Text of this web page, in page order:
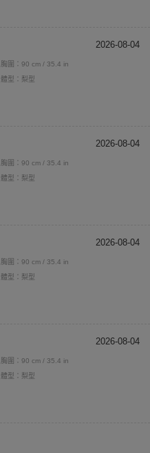
2026-08-04
胸圍：90 cm / 35.4 in
體型：梨型
2026-08-04
胸圍：90 cm / 35.4 in
體型：梨型
2026-08-04
胸圍：90 cm / 35.4 in
體型：梨型
2026-08-04
胸圍：90 cm / 35.4 in
體型：梨型